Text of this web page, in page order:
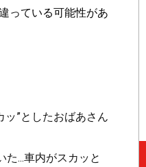
っている可能性があ
”としたおばあさん
...車内がスカッと